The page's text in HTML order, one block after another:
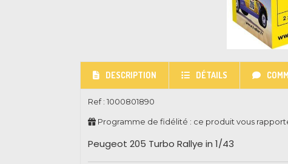
DESCRIPTION DÉTAILS
Ref : 1000801890
Programme de fidélité : ce produit vous
Peugeot 205 Turbo Rallye in 1/43